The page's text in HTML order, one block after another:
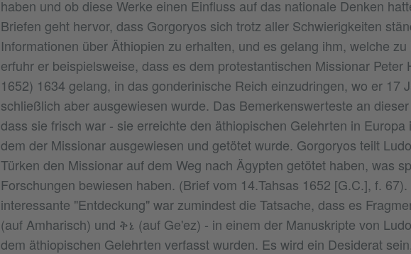
haben und ob diese Werke einen Einfluss auf das nationale Denken
Briefen geht hervor, dass Gorgoryos sich trotz aller Schwierigkeiten
Informationen über Äthiopien zu erhalten, und es gelang ihm, welche
erfuhr er beispielsweise, dass es dem protestantischen Missionar Peter
1652) 1634 gelang, in das gonderinische Reich einzudringen, wo er 17
schließlich aber ausgewiesen wurde. Das Bemerkenswerteste an
dass sie frisch war - sie erreichte den äthiopischen Gelehrten in Europa
dem der Missionar ausgewiesen und getötet wurde. Gorgoryos teilt
Türken den Missionar auf dem Weg nach Ägypten getötet haben, was
Forschungen bewiesen haben. (Brief vom 14.Tahsas 1652 [G.C.], f.
interessante "Entdeckung" war zumindest die Tatsache, dass es
(auf Amharisch) und ቅኔ (auf Ge'ez) - in einem der Manuskripte von
dem äthiopischen Gelehrten verfasst wurden. Es wird ein Desiderat